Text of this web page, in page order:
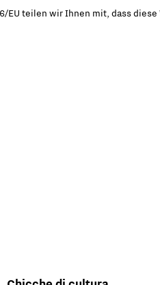
EU teilen wir Ihnen mit, dass